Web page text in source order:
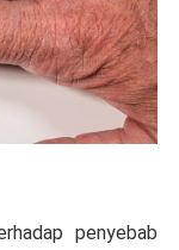
реnуеbаb